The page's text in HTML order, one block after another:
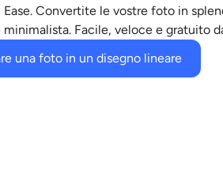
Convertite le vostre foto in
Facile, veloce e gratuito
una foto in un disegno lineare